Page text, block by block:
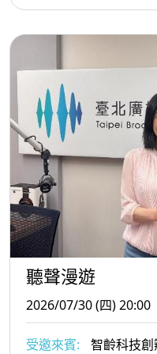
聽聲漫遊
2026/07/30 (四) 20:00
受邀來賓:
智齡科技